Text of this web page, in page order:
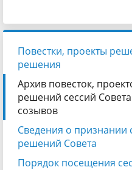
Повестки, проекты
решения
Архив повесток,
решений сессий
созывов
Сведения о
решений Совета
Порядок посещения